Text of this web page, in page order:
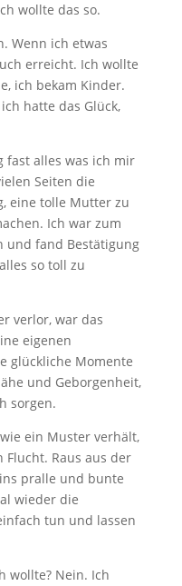
wollte das so.
Wenn ich etwas
erreicht. Ich wollte
ich bekam Kinder.
hatte das Glück,
fast alles was ich mir
Seiten die
eine tolle Mutter zu
Ich war zum
und fand Bestätigung
so toll zu
verlor, war das
eigenen
glückliche Momente
und Geborgenheit,
sorgen.
ein Muster verhält,
Raus aus der
pralle und bunte
wieder die
tun und lassen
wollte? Nein. Ich